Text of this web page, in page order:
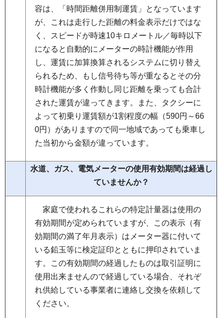
容は、「時間距離併用制運賃」となっています
が、これは走行した距離の料金表示だけではな
く、スピードが時速10キロメートル／毎時以下
になると自動的にメーターの時計機能が作用
し、運賃に加算換算されるシステムに切り替え
られるため、もし信号待ち等が重なるとその分
時計機能が多く作動し同じ距離を乗っても合計
された運賃が違ってきます。また、タクシーに
よって初乗り運賃額が1割程度の幅（590円～66
0円）がありますので同一地域であっても乗車し
た当初から金額が違っています。
水道、ガス、電気メーターの使用有効期間は経過し
ていませんか？
家庭で使われるこれらの特定計量器は使用の
有効期間が定められていますが、この表示（有
効期間の満了年月表示）はメーター器に付いて
いる鉛玉等に検定証印とともに押印されていま
す。この有効期間の経過したものは取引証明に
使用出来ませんので経過している場合、それぞ
れ供給している事業者に連絡し交換を依頼して
ください。